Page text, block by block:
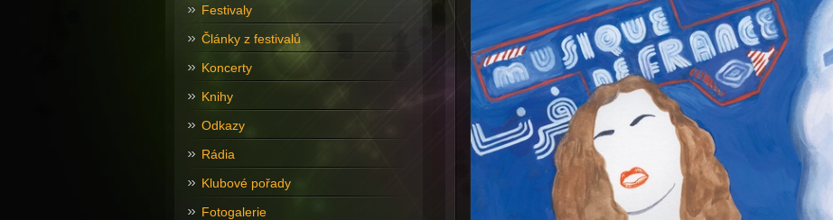
Festivaly
Články z festivalů
Koncerty
Knihy
Odkazy
Rádia
Klubové pořady
Fotogalerie